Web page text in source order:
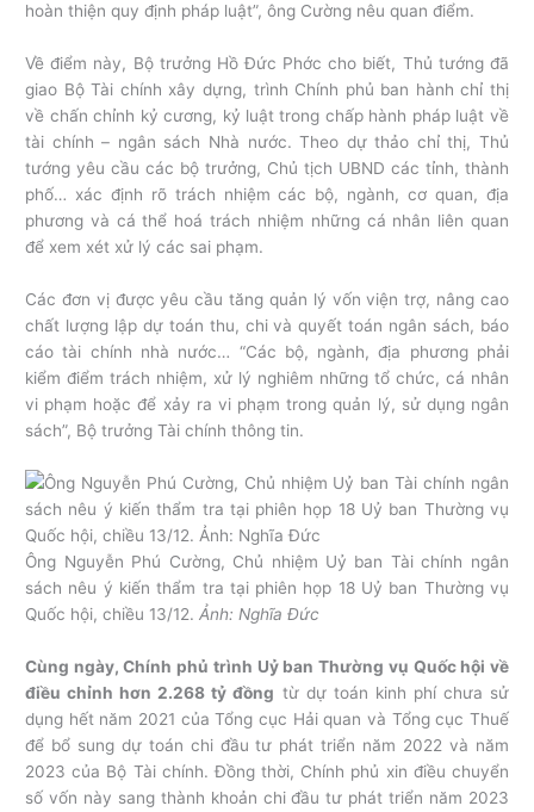
hoàn thiện quy định pháp luật”, ông Cường nêu quan điểm.
Về điểm này, Bộ trưởng Hồ Đức Phớc cho biết, Thủ tướng đã
giao Bộ Tài chính xây dựng, trình Chính phủ ban hành chỉ thị
về chấn chỉnh kỷ cương, kỷ luật trong chấp hành pháp luật về
tài chính – ngân sách Nhà nước. Theo dự thảo chỉ thị, Thủ
tướng yêu cầu các bộ trưởng, Chủ tịch UBND các tỉnh, thành
phố… xác định rõ trách nhiệm các bộ, ngành, cơ quan, địa
phương và cá thể hoá trách nhiệm những cá nhân liên quan
để xem xét xử lý các sai phạm.
Các đơn vị được yêu cầu tăng quản lý vốn viện trợ, nâng cao
chất lượng lập dự toán thu, chi và quyết toán ngân sách, báo
cáo tài chính nhà nước… “Các bộ, ngành, địa phương phải
kiểm điểm trách nhiệm, xử lý nghiêm những tổ chức, cá nhân
vi phạm hoặc để xảy ra vi phạm trong quản lý, sử dụng ngân
sách”, Bộ trưởng Tài chính thông tin.
Ông Nguyễn Phú Cường, Chủ nhiệm Uỷ ban Tài chính ngân
sách nêu ý kiến thẩm tra tại phiên họp 18 Uỷ ban Thường vụ
Quốc hội, chiều 13/12.Ảnh: Nghĩa Đức
Cùng ngày, Chính phủ trình Uỷ ban Thường vụ Quốc hội về
điều chỉnh hơn 2.268 tỷ đồng từ dự toán kinh phí chưa sử
dụng hết năm 2021 của Tổng cục Hải quan và Tổng cục Thuế
để bổ sung dự toán chi đầu tư phát triển năm 2022 và năm
2023 của Bộ Tài chính. Đồng thời, Chính phủ xin điều chuyển
số vốn này sang thành khoản chi đầu tư phát triển năm 2023